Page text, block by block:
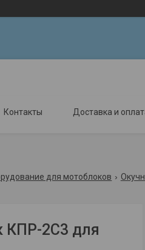
Контакты Доставка и
для мотоблоков
КПР-2С3 для